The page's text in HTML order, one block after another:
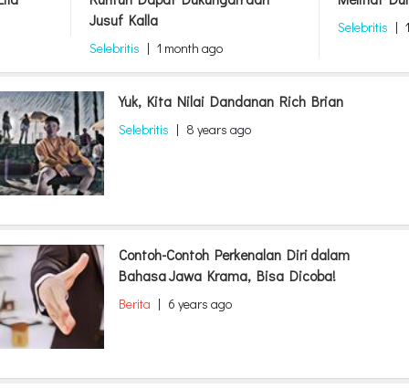
Jusuf Kalla
Selebritis | 1 month ago
Selebritis |
Yuk, Kita Nilai Dandanan Rich Brian
Selebritis | 8 years ago
Contoh-Contoh Perkenalan Diri dalam
Bahasa Jawa Krama, Bisa Dicoba!
Berita | 6 years ago